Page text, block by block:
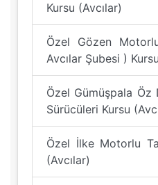
Kursu (Avcılar)
Özel Gözen
Avcılar Şubesi )
Özel Gümüşpala Öz
Sürücüleri Kursu
Özel İlke Motorlu
(Avcılar)